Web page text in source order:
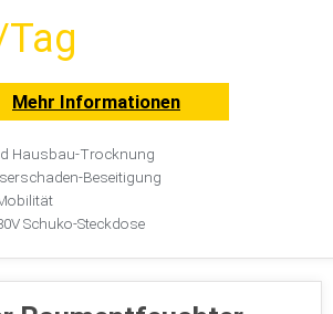
Mehr Informationen
Hausbau-Trocknung
Beseitigung
Schuko-Steckdose